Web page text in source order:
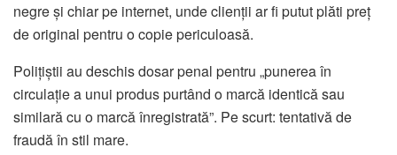
negre și chiar pe internet, unde clienții ar fi putut plăti preț
de original pentru o copie periculoasă.
Polițiștii au deschis dosar penal pentru „punerea în
circulație a unui produs purtând o marcă identică sau
similară cu o marcă înregistrată”. Pe scurt: tentativă de
fraudă în stil mare.